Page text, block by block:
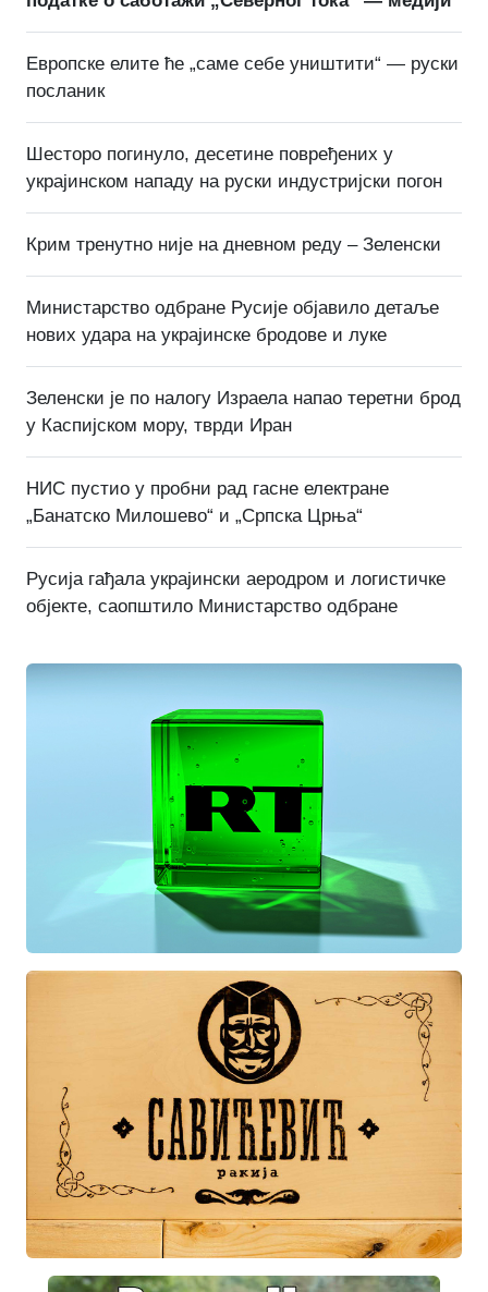
Европске елите ће „саме себе уништити“ — руски
посланик
Шесторо погинуло, десетине повређених у
украјинском нападу на руски индустријски погон
Крим тренутно није на дневном реду – Зеленски
Министарство одбране Русије објавило детаље
нових удара на украјинске бродове и луке
Зеленски је по налогу Израела напао теретни брод
у Каспијском мору, тврди Иран
НИС пустио у пробни рад гасне електране
„Банатско Милошево“ и „Српска Црња“
Русија гађала украјински аеродром и логистичке
објекте, саопштило Министарство одбране